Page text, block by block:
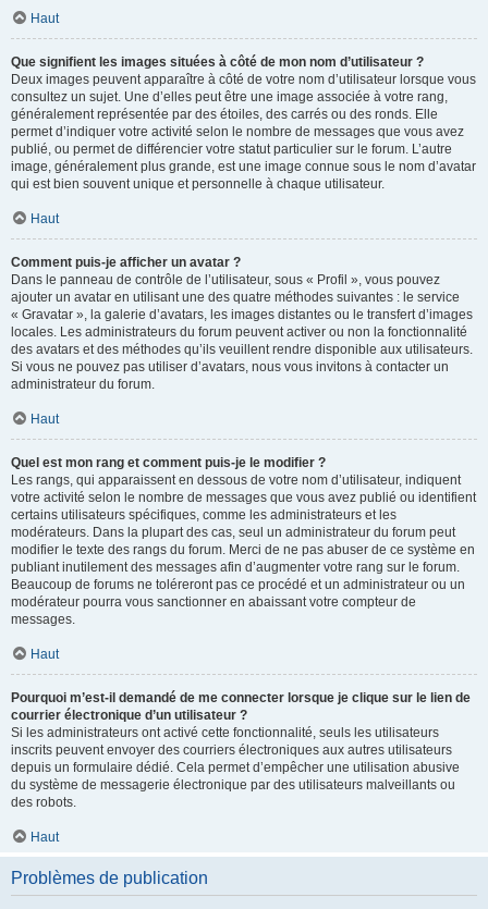
Haut
Que signifient les images situées à côté de mon nom d’utilisateur ?
Deux images peuvent apparaître à côté de votre nom d’utilisateur lorsque vous
consultez un sujet. Une d’elles peut être une image associée à votre rang,
généralement représentée par des étoiles, des carrés ou des ronds. Elle
permet d’indiquer votre activité selon le nombre de messages que vous avez
publié, ou permet de différencier votre statut particulier sur le forum. L’autre
image, généralement plus grande, est une image connue sous le nom d’avatar
qui est bien souvent unique et personnelle à chaque utilisateur.
Haut
Comment puis-je afficher un avatar ?
Dans le panneau de contrôle de l’utilisateur, sous « Profil », vous pouvez
ajouter un avatar en utilisant une des quatre méthodes suivantes : le service
« Gravatar », la galerie d’avatars, les images distantes ou le transfert d’images
locales. Les administrateurs du forum peuvent activer ou non la fonctionnalité
des avatars et des méthodes qu’ils veuillent rendre disponible aux utilisateurs.
Si vous ne pouvez pas utiliser d’avatars, nous vous invitons à contacter un
administrateur du forum.
Haut
Quel est mon rang et comment puis-je le modifier ?
Les rangs, qui apparaissent en dessous de votre nom d’utilisateur, indiquent
votre activité selon le nombre de messages que vous avez publié ou identifient
certains utilisateurs spécifiques, comme les administrateurs et les
modérateurs. Dans la plupart des cas, seul un administrateur du forum peut
modifier le texte des rangs du forum. Merci de ne pas abuser de ce système en
publiant inutilement des messages afin d’augmenter votre rang sur le forum.
Beaucoup de forums ne toléreront pas ce procédé et un administrateur ou un
modérateur pourra vous sanctionner en abaissant votre compteur de
messages.
Haut
Pourquoi m’est-il demandé de me connecter lorsque je clique sur le lien de
courrier électronique d’un utilisateur ?
Si les administrateurs ont activé cette fonctionnalité, seuls les utilisateurs
inscrits peuvent envoyer des courriers électroniques aux autres utilisateurs
depuis un formulaire dédié. Cela permet d’empêcher une utilisation abusive
du système de messagerie électronique par des utilisateurs malveillants ou
des robots.
Haut
Problèmes de publication